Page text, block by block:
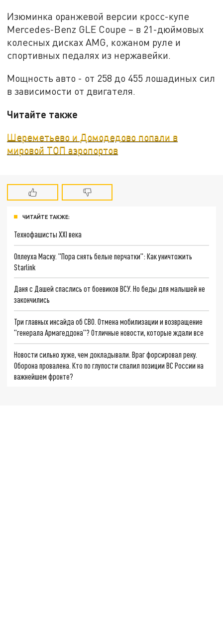
Изюминка оранжевой версии кросс-купе
Mercedes-Benz GLE Coupe – в 21-дюймовых
колесных дисках AMG, кожаном руле и
спортивных педалях из нержавейки.
Мощность авто - от 258 до 455 лошадиных сил
в зависимости от двигателя.
Читайте также
Шереметьево и Домодедово попали в
мировой ТОП аэропортов
ЧИТАЙТЕ ТАКЖЕ:
Технофашисты XXI века
Оплеуха Маску. "Пора снять белые перчатки": Как уничтожить
Starlink
Даня с Дашей спаслись от боевиков ВСУ. Но беды для малышей не
закончились
Три главных инсайда об СВО. Отмена мобилизации и возвращение
"генерала Армагеддона"? Отличные новости, которые ждали все
Новости сильно хуже, чем докладывали. Враг форсировал реку.
Оборона провалена. Кто по глупости спалил позиции ВС России на
важнейшем фронте?